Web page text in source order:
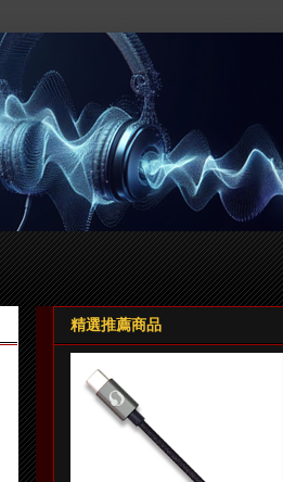
精選推薦商品